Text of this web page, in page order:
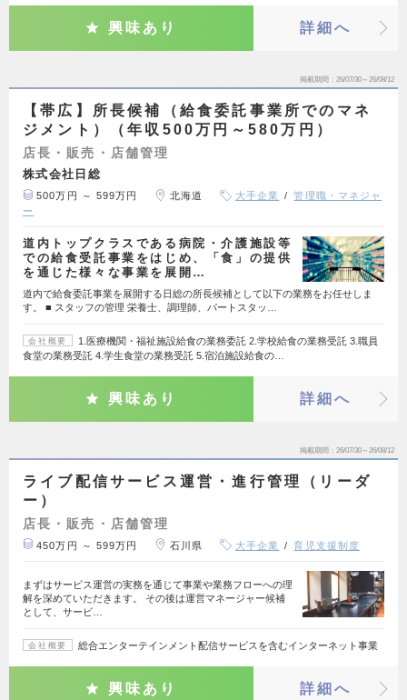
興味あり 詳細へ
掲載期間 26/07/30～26/08/12
【帯広】所長候補（給食委託事業所でのマネ
ジメント）（年収500万円～580万円）
店長・販売・店舗管理
株式会社日総
500万円 ～ 599万円 北海道 大手企業
管理職・マネジャ
ー
道内トップクラスである病院・介護施設等
での給食受託事業をはじめ、「食」の提供
を通じた様々な事業を展開…
道内で給食委託事業を展開する日総の所長候補として以下の業務をお任せしま
す。 ■ スタッフの管理 栄養士、調理師、パートスタッ…
会社概要
1.医療機関・福祉施設給食の業務委託 2.学校給食の業務受託 3.職員
食堂の業務受託 4.学生食堂の業務受託 5.宿泊施設給食の…
興味あり 詳細へ
掲載期間 26/07/30～26/08/12
ライブ配信サービス運営・進行管理（リーダ
ー）
店長・販売・店舗管理
450万円 ～ 599万円 石川県 大手企業 育児支援制度
まずはサービス運営の実務を通じて事業や業務フローへの理
解を深めていただきます。 その後は運営マネージャー候補
として、サービ…
会社概要 総合エンターテインメント配信サービスを含むインターネット事業
興味あり 詳細へ